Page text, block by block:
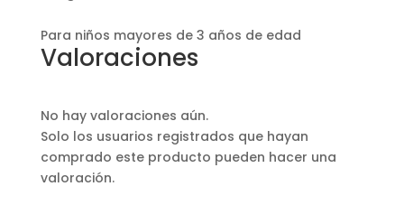
Para niños mayores de 3 años de edad
Valoraciones
No hay valoraciones aún.
Solo los usuarios registrados que hayan
comprado este producto pueden hacer una
valoración.